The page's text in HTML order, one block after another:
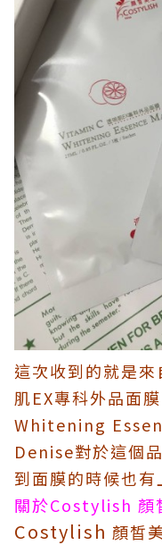
這次收到的就是
肌EX專科外品面膜
Whitening
Denise對於這個
到面膜的時候也
關於Costylish 顏
Costylish 顏皙